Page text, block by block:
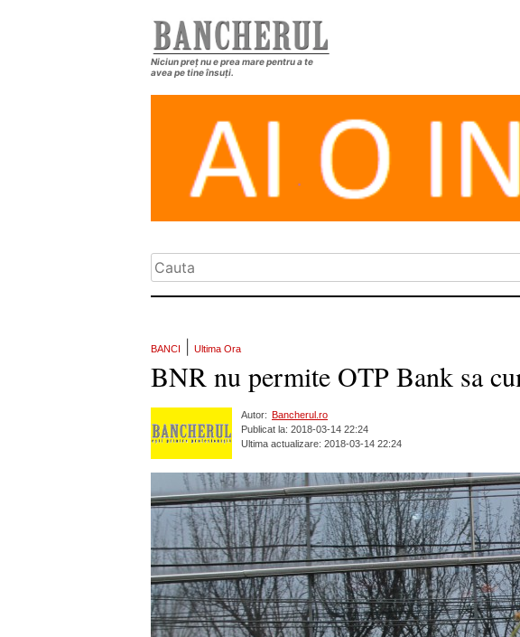
Niciun preț nu e prea mare pentru a te
avea pe tine însuți.
BANCI Ultima Ora
BNR nu permite OTP Bank sa
Autor:
Bancherul.ro
Publicat la: 2018-03-14 22:24
Ultima actualizare: 2018-03-14 22:24